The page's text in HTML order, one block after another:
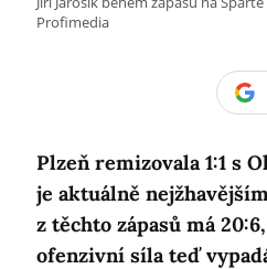
Profimedia
Plzeň remizovala 1:1 s
je aktuálně
z těchto zápasů má
ofenzivní síla teď